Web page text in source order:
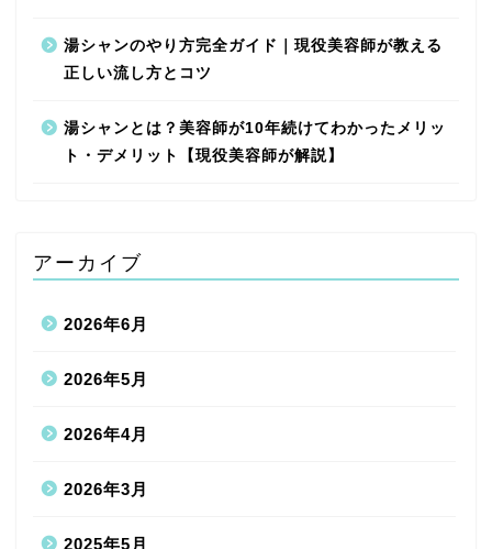
湯シャンのやり方完全ガイド｜現役美容師が教える
正しい流し方とコツ
湯シャンとは？美容師が10年続けてわかったメリッ
ト・デメリット【現役美容師が解説】
アーカイブ
2026年6月
2026年5月
2026年4月
2026年3月
2025年5月